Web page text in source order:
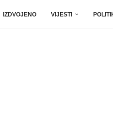
IZDVOJENO VIJESTI